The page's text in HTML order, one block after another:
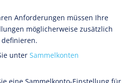
Anforderungen müssen Ihre
möglicherweise zusätzlich
unter Sammelkonten